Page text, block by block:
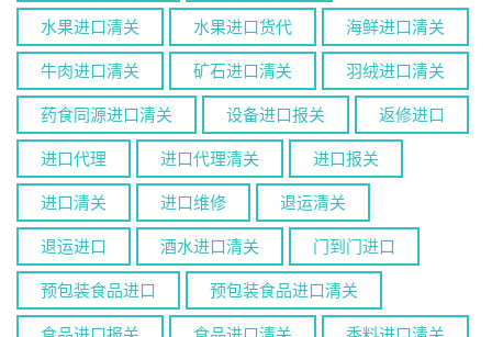
水果进口清关 水果进口货代 海鲜进口清关
牛肉进口清关 矿石进口清关 羽绒进口清关
药食同源进口清关 设备进口报关 返修进口
进口代理 进口代理清关 进口报关
进口清关 进口维修 退运清关
退运进口 酒水进口清关 门到门进口
预包装食品进口 预包装食品进口清关